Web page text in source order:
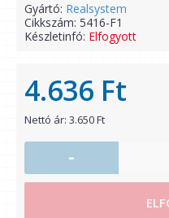
Gyártó: Realsystem
Cikkszám: 5416-F1
Készletinfó: Elfogyott
4.636 Ft
Nettó ár: 3.650 Ft
-